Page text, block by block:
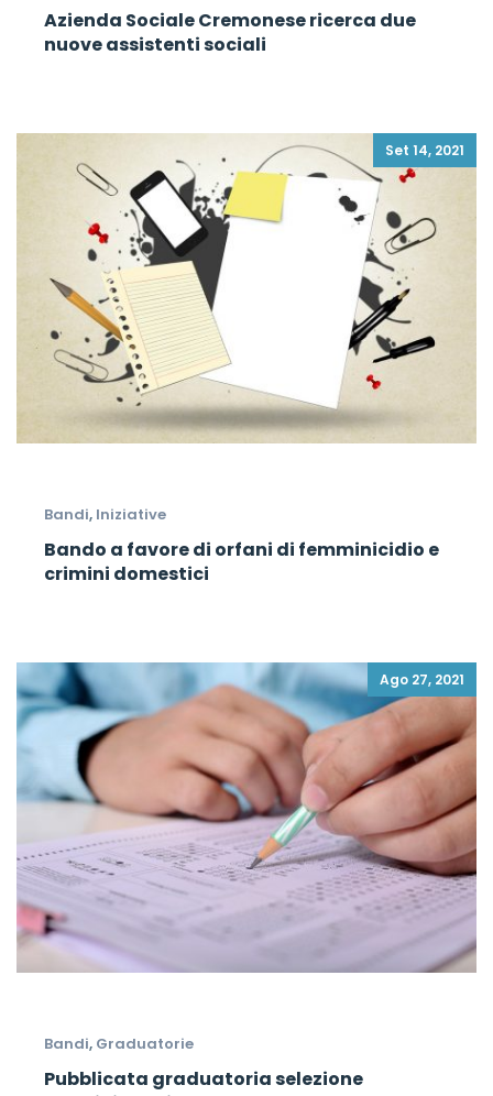
Azienda Sociale Cremonese ricerca due
nuove assistenti sociali
Set 14, 2021
Bandi, Iniziative
Bando a favore di orfani di femminicidio e
crimini domestici
Ago 27, 2021
Bandi, Graduatorie
Pubblicata graduatoria selezione